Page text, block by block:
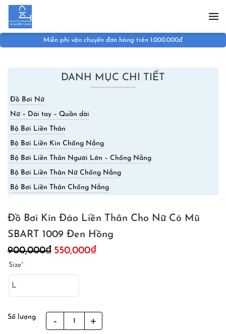
Skip to main content
Miễn phí vận chuyển đơn hàng trên 1.000.000đ
DANH MỤC CHI TIẾT
Đồ Bơi Nữ
Nữ – Dài tay – Quần dài
Bộ Bơi Liền Thân
Bộ Bơi Liền Kín Chống Nắng
Bộ Bơi Liền Thân Người Lớn – Chống Nắng
Bộ Bơi Liền Thân Nữ Chống Nắng
Bộ Bơi Liền Thân Chống Nắng
Đồ Bơi Kín Đáo Liền Thân Cho Nữ Có Mũ
SBART 1009 Đen Hồng
900,000₫ Giá
550,000₫Giá
Size*
Số lượng
Bơi